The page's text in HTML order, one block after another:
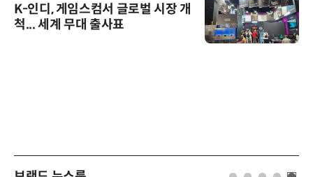
K-인디, 게임스컴서 글로벌 시장 개
척... 세계 무대 출사표